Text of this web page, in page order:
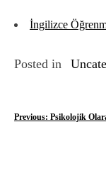
İngilizce
Posted in
Y
Previous: Psikolojik